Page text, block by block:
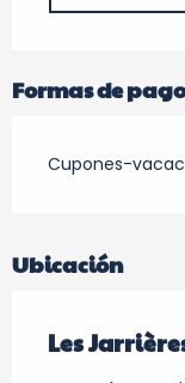
Formas de pago
Cupones-
Ubicación
Les